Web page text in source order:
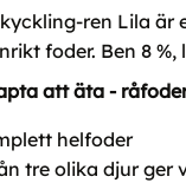
ren Lila
foder. Ben 8 %,
att äta -
helfoder
tre olika djur ger